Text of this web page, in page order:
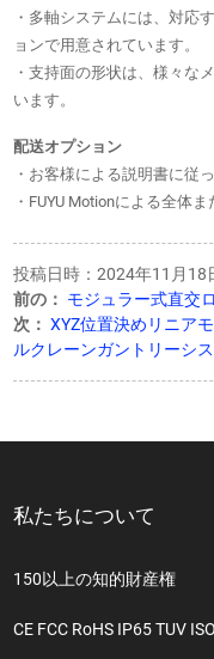
・多軸システムには、対応
ョンで用意されています。
・支持面の形状は、様々な
います。
配送オプション
・お客様による説明書に従
・FUYU Motionによる全体
投稿日時：2024年11月18
前の： モジュラー式直交
次： XYZ位置決めリニア
ルクレーンガントリーシ
私たちについて
150以上の知的財産権
CE FCC RoHS IP65 TUV